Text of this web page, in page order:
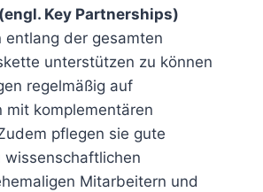
Key Partnerships)
entlang der gesamten
unterstützen zu können
regelmäßig auf
mit komplementären
pflegen sie gute
wissenschaftlichen
Mitarbeitern und